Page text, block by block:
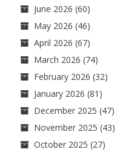
June 2026 (60)
May 2026 (46)
April 2026 (67)
March 2026 (74)
February 2026 (32)
January 2026 (81)
December 2025 (47)
November 2025 (43)
October 2025 (27)